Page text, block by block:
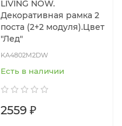
LIVING NOW.
Декоративная рамка 2
поста (2+2 модуля).Цвет
"Лед"
KA4802M2DW
Есть в наличии
2559 ₽